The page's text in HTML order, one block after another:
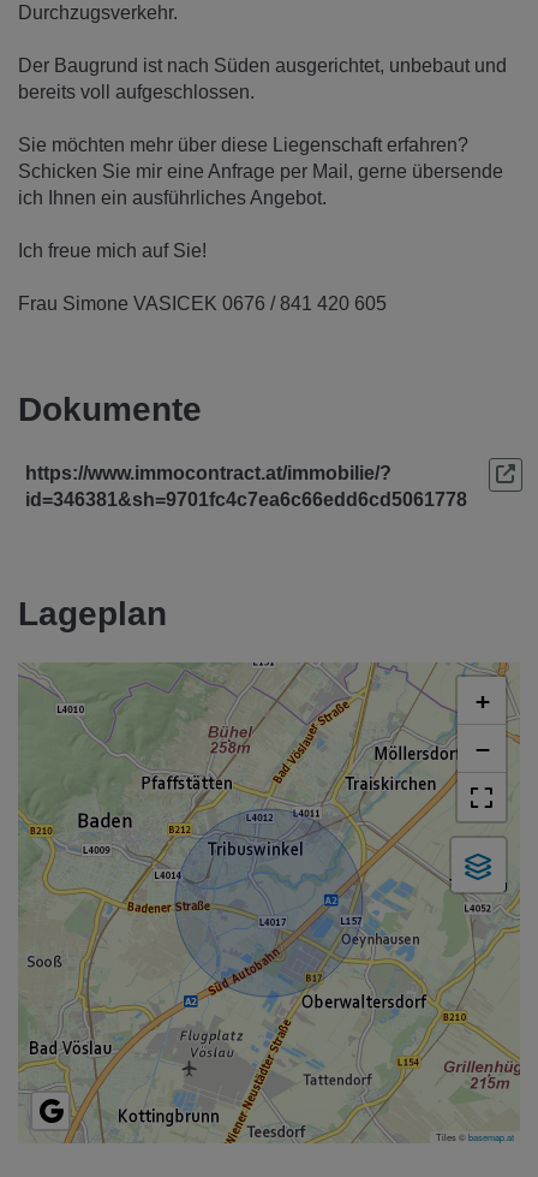
Durchzugsverkehr.
Der Baugrund ist nach Süden ausgerichtet, unbebaut und
bereits voll aufgeschlossen.
Sie möchten mehr über diese Liegenschaft erfahren?
Schicken Sie mir eine Anfrage per Mail, gerne übersende
ich Ihnen ein ausführliches Angebot.
Ich freue mich auf Sie!
Frau Simone VASICEK 0676 / 841 420 605
Dokumente
https://www.immocontract.at/immobilie/?
id=346381&sh=9701fc4c7ea6c66edd6cd5061778
Lageplan
+
−
Tiles ©basemap.at